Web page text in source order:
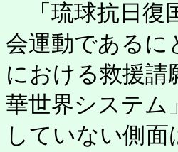
「琉球抗日復
会運動であるに
における救援
華世界システム
していない側